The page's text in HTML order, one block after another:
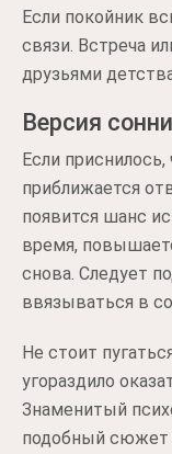
Если покойник
связи. Встреча
друзьями
Версия
Если приснилось,
приближается
появится шанс
время,
снова. Следует
ввязываться в
Не стоит
угораздило
Знаменитый
подобный сюжет